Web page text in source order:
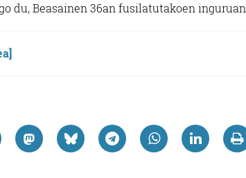
du, Beasainen 36an fusilatutakoen inguruan.